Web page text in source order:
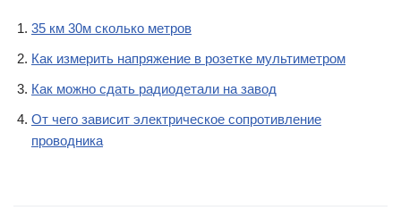
35 км 30м сколько метров
Как измерить напряжение в розетке мультиметром
Как можно сдать радиодетали на завод
От чего зависит электрическое сопротивление
проводника